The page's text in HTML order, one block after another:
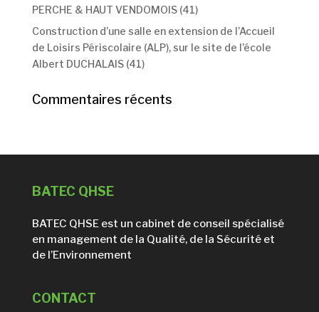
PERCHE & HAUT VENDOMOIS (41)
Construction d’une salle en extension de l’Accueil
de Loisirs Périscolaire (ALP), sur le site de l’école
Albert DUCHALAIS (41)
Commentaires récents
BATEC QHSE
BATEC QHSE est un cabinet de conseil spécialisé
en management de la Qualité, de la Sécurité et
de l’Environnement
CONTACT